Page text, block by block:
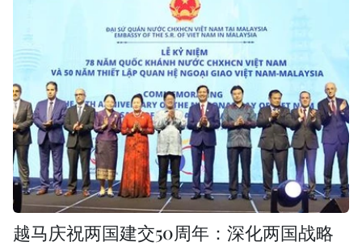
越马庆祝两国建交50周年：深化两国战略